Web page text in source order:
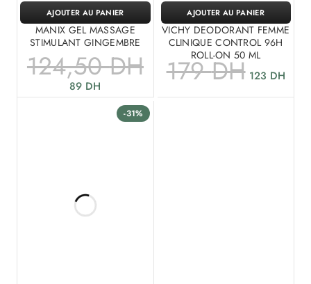
MANIX GEL MASSAGE
STIMULANT GINGEMBRE
124,50DH
89 DH
AJOUTER AU PANIER
VICHY DEODORANT FEMME
CLINIQUE CONTROL 96H
ROLL-ON 50 ML
179DH 123 DH
AJOUTER AU PANIER
-31%